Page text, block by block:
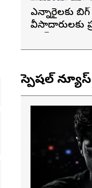
ఎన్నారైలకు బిగ్
వీసాదారులకు
స్పెషల్ న్యూస్